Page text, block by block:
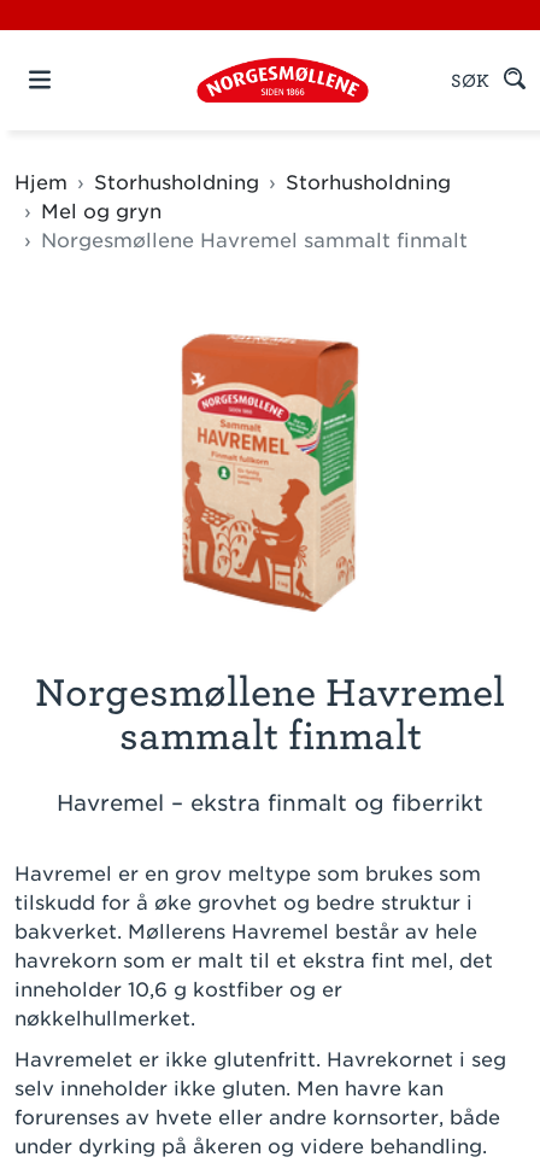
SØK
Hjem Storhusholdning
Storhusholdning
Mel og gryn
Norgesmøllene Havremel sammalt finmalt
Norgesmøllene Havremel
sammalt finmalt
Havremel – ekstra finmalt og fiberrikt
Havremel er en grov meltype som brukes som
tilskudd for å øke grovhet og bedre struktur i
bakverket. Møllerens Havremel består av hele
havrekorn som er malt til et ekstra fint mel, det
inneholder 10,6 g kostfiber og er
nøkkelhullmerket.
Havremelet er ikke glutenfritt. Havrekornet i seg
selv inneholder ikke gluten. Men havre kan
forurenses av hvete eller andre kornsorter, både
under dyrking på åkeren og videre behandling.